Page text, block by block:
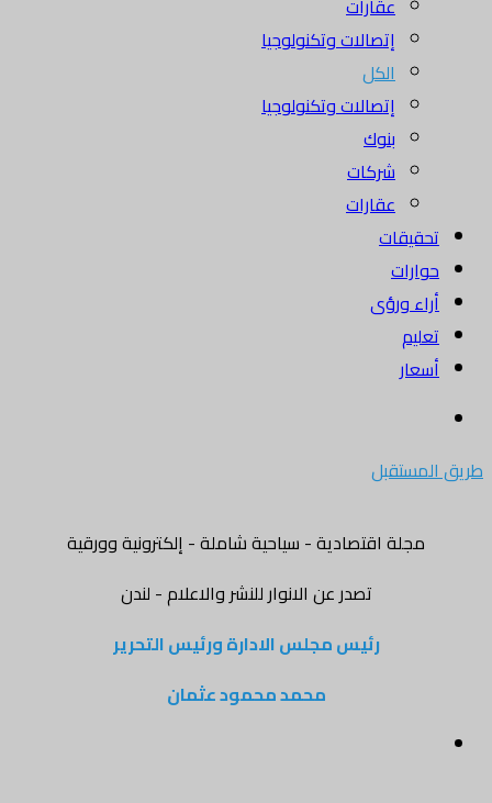
عقارات
إتصالات وتكنولوجيا
الكل
إتصالات وتكنولوجيا
بنوك
شركات
عقارات
تحقيقات
حوارات
أراء ورؤى
تعليم
أسعار
طريق المستقبل
مجلة اقتصادية - سياحية شاملة - إلكترونية وورقية
تصدر عن الانوار للنشر والاعلام - لندن
رئيس مجلس الادارة ورئيس التحرير
محمد محمود عثمان